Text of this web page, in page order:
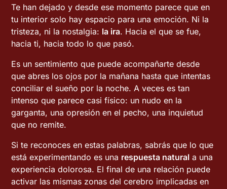
Te han dejado y desde ese momento parece que en
tu interior solo hay espacio para una emoción. Ni la
tristeza, ni la nostalgia: la ira. Hacia el que se fue,
hacia ti, hacia todo lo que pasó.
Es un sentimiento que puede acompañarte desde
que abres los ojos por la mañana hasta que intentas
conciliar el sueño por la noche. A veces es tan
intenso que parece casi físico: un nudo en la
garganta, una opresión en el pecho, una inquietud
que no remite.
Si te reconoces en estas palabras, sabrás que lo que
está experimentando es una respuesta natural a una
experiencia dolorosa. El final de una relación puede
activar las mismas zonas del cerebro implicadas en